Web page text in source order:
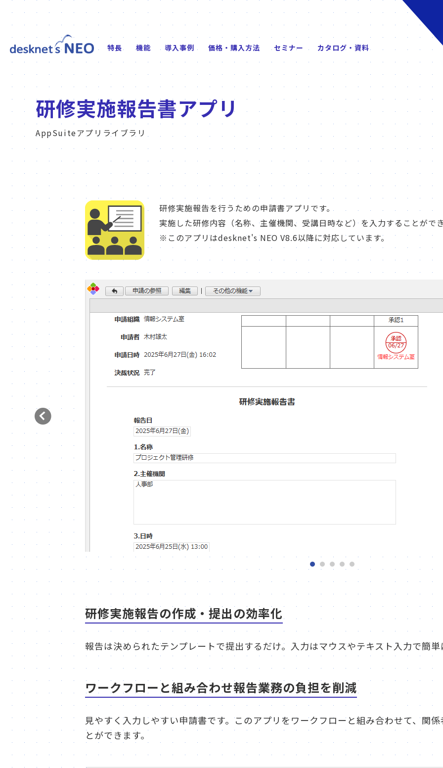
特長 機能 導入事例 価格・購入方法 セミナー カタログ・資料
研修実施報告書アプリ
AppSuiteアプリライブラリ
研修実施報告を行うための申請書アプリです。
実施した研修内容（名称、主催機関、受講日時など）を入力することがで
※このアプリはdesknet's NEO V8.6以降に対応しています。
研修実施報告の作成・提出の効率化
報告は決められたテンプレートで提出するだけ。入力はマウスやテキスト入力で簡
ワークフローと組み合わせ報告業務の負担を削減
見やすく入力しやすい申請書です。このアプリをワークフローと組み合わせて、関
とができます。